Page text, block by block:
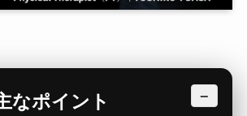
なポイント −